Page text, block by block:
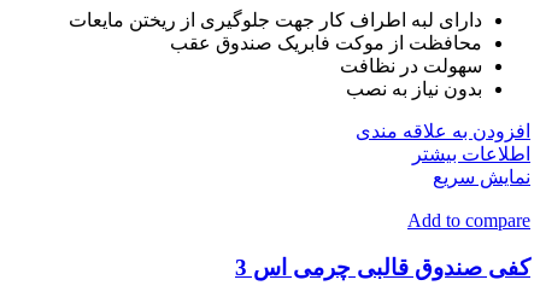
دارای لبه اطراف کار جهت جلوگیری از ریختن مایعات
محافظت از موکت فابریک صندوق عقب
سهولت در نظافت
بدون نیاز به نصب
افزودن به علاقه مندی
اطلاعات بیشتر
نمایش سریع
Add to compare
کفی صندوق قالبی چرمی اس 3